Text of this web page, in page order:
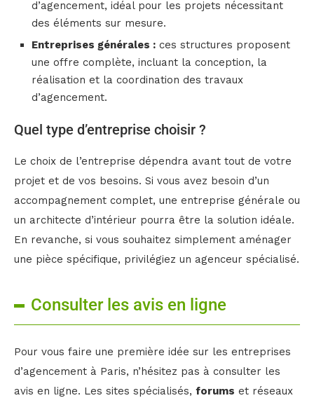
d’agencement, idéal pour les projets nécessitant
des éléments sur mesure.
Entreprises générales : ces structures proposent
une offre complète, incluant la conception, la
réalisation et la coordination des travaux
d’agencement.
Quel type d’entreprise choisir ?
Le choix de l’entreprise dépendra avant tout de votre
projet et de vos besoins. Si vous avez besoin d’un
accompagnement complet, une entreprise générale ou
un architecte d’intérieur pourra être la solution idéale.
En revanche, si vous souhaitez simplement aménager
une pièce spécifique, privilégiez un agenceur spécialisé.
Consulter les avis en ligne
Pour vous faire une première idée sur les entreprises
d’agencement à Paris, n’hésitez pas à consulter les
avis en ligne. Les sites spécialisés, forums et réseaux